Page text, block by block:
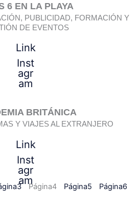
6 EN LA PLAYA
PUBLICIDAD, FORMACIÓN Y
DE EVENTOS
Link
Inst
agr
am
BRITÁNICA
Y VIAJES AL EXTRANJERO
Link
Inst
agr
am
3 Página4 Página5 Página6